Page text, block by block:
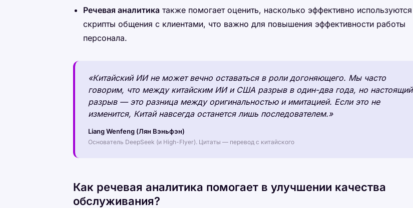
Речевая аналитика также помогает оценить, насколько эффективно используются
скрипты общения с клиентами, что важно для повышения эффективности работы
персонала.
«Китайский ИИ не может вечно оставаться в роли догоняющего. Мы часто
говорим, что между китайским ИИ и США разрыв в один-два года, но настоящий
разрыв — это разница между оригинальностью и имитацией. Если это не
изменится, Китай навсегда останется лишь последователем.»
Liang Wenfeng (Лян Вэньфэн)
Основатель DeepSeek (и High-Flyer). Цитаты — перевод с китайского
Как речевая аналитика помогает в улучшении качества
обслуживания?